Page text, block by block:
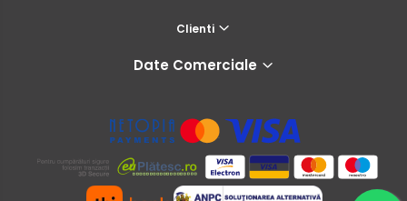
Clienti
Date Comerciale